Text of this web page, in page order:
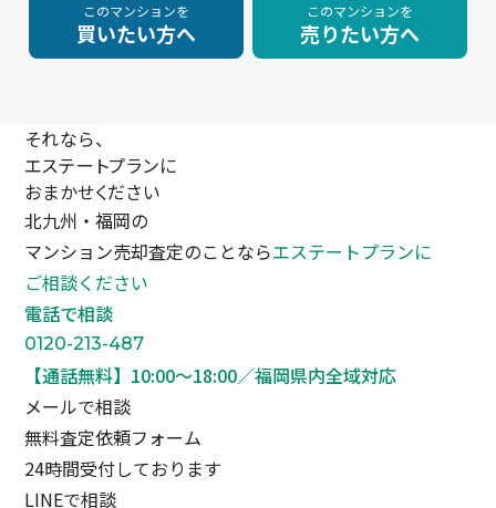
このマンションを
買いたい方へ
このマンションを
売りたい方へ
それなら、
エステートプランに
おまかせください
北九州・福岡の
マンション売却査定のことならエステートプランに
ご相談ください
電話で相談
0120-213-487
【通話無料】10:00〜18:00／福岡県内全域対応
メールで相談
無料査定依頼フォーム
24時間受付しております
LINEで相談